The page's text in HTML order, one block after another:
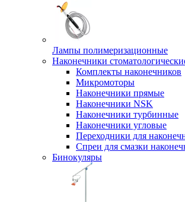
Лампы полимеризационные
Наконечники
Комплекты наконечников
Микромоторы
Наконечники прямые
Наконечники NSK
Наконечники турбинные
Наконечники угловые
Переходники для
Спреи для смазки
Бинокуляры